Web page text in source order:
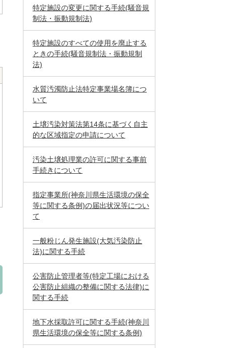
特定施設の変更に関する手続(騒音規
制法・振動規制法)
特定施設のすべての使用を廃止する
ときの手続(騒音規制法・振動規制
法)
水質汚濁防止法特定事業場名簿につ
いて
土壌汚染対策法第14条に基づく自主
的な区域指定の申請について
汚染土壌処理業の許可に関する事前
手続きについて
指定事業所(神奈川県生活環境の保全
等に関する条例)の届出状況等につい
て
一般粉じん発生施設(大気汚染防止
法)に関する手続
公害防止管理者等(特定工場における
公害防止組織の整備に関する法律)に
関する手続
地下水採取許可に関する手続(神奈川
県生活環境の保全等に関する条例)